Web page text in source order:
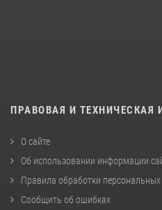
ПРАВОВАЯ И ТЕХНИЧЕСКАЯ
О сайте
Об использовании информации
Правила обработки
Сообщить об ошибках